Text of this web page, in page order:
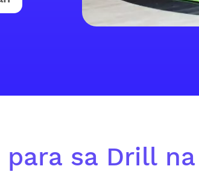
para sa Drill